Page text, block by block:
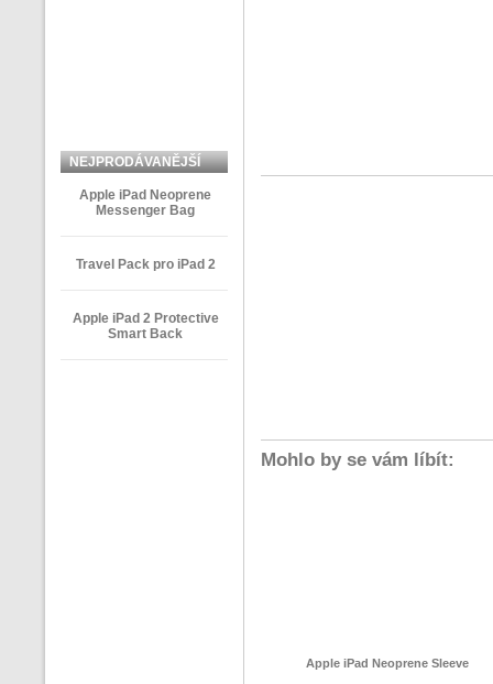
Mohlo by se vám líbít:
Apple iPad Neoprene Sleeve
NEJPRODÁVANĚJŠÍ
Apple iPad Neoprene
Messenger Bag
Travel Pack pro iPad 2
Apple iPad 2 Protective
Smart Back